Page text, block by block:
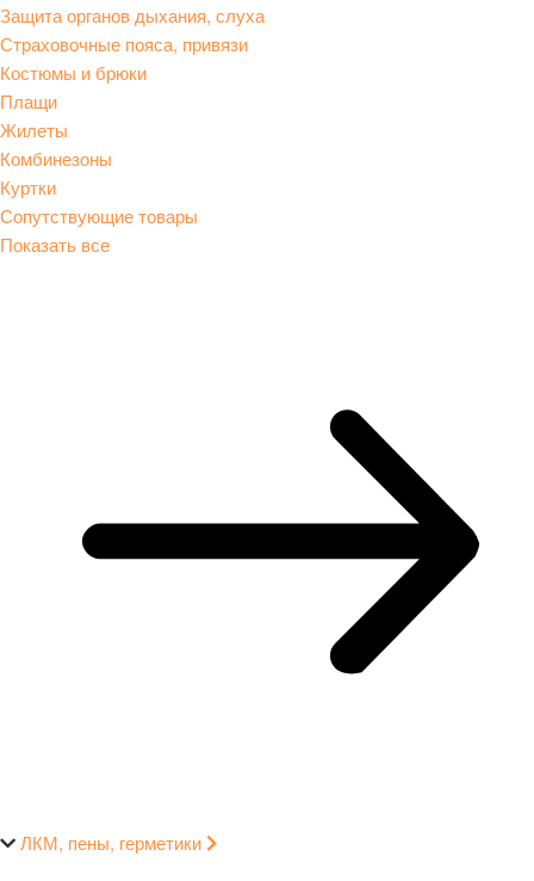
Защита органов дыхания, слуха
Страховочные пояса, привязи
Костюмы и брюки
Плащи
Жилеты
Комбинезоны
Куртки
Сопутствующие товары
Показать все
ЛКМ, пены, герметики